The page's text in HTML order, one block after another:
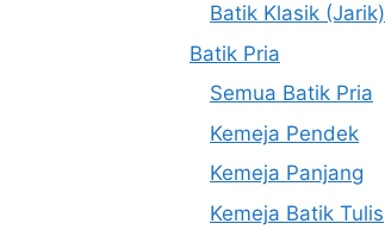
Batik Klasik (Jarik)
Batik Pria
Semua Batik Pria
Kemeja Pendek
Kemeja Panjang
Kemeja Batik Tulis